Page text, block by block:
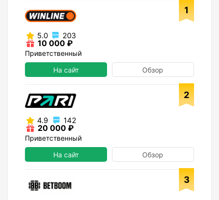
1
5.0 203
10 000 ₽
Приветственный
На сайт
Обзор
2
4.9 142
20 000 ₽
Приветственный
На сайт
Обзор
3